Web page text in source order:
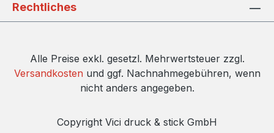
Rechtliches
Alle Preise exkl. gesetzl. Mehrwertsteuer zzgl.
Versandkosten und ggf. Nachnahmegebühren, wenn
nicht anders angegeben.
Copyright Vici druck & stick GmbH